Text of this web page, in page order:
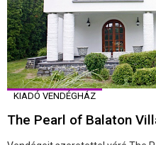
KIADÓ VENDÉGHÁZ
The Pearl of Balaton